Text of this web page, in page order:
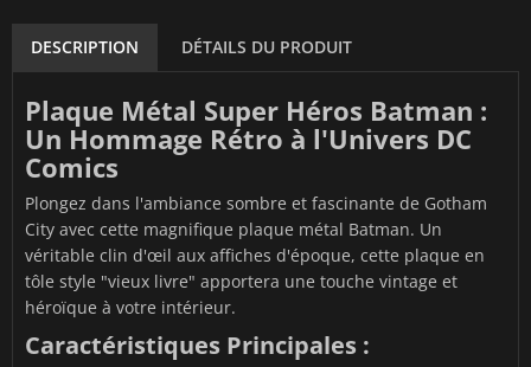
DESCRIPTION DÉTAILS DU PRODUIT
Plaque Métal Super Héros Batman :
Un Hommage Rétro à l'Univers DC
Comics
Plongez dans l'ambiance sombre et fascinante de Gotham
City avec cette magnifique plaque métal Batman. Un
véritable clin d'œil aux affiches d'époque, cette plaque en
tôle style "vieux livre" apportera une touche vintage et
héroïque à votre intérieur.
Caractéristiques Principales :